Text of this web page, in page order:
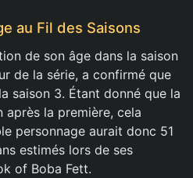
au Fil des Saisons
de son âge dans la saison
de la série, a confirmé que
saison 3. Étant donné que la
après la première, cela
personnage aurait donc 51
estimés lors de ses
of Boba Fett.